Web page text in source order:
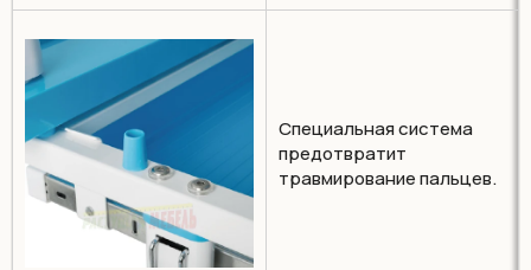
Специальная система
предотвратит
травмирование пальцев.